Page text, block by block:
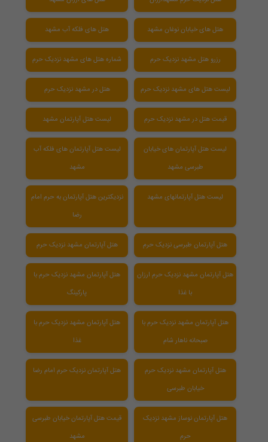
هتل های خیابان نوغان مشهد هتل های فلکه آب مشهد
رزرو هتل مشهد نزدیک حرم شماره هتل های مشهد نزدیک حرم
لیست هتل های مشهد نزدیک حرم هتل در مشهد نزدیک حرم
قیمت هتل در مشهد نزدیک حرم لیست هتل آپارتمان مشهد
لیست هتل آپارتمان های خیابان
طبرسی مشهد
لیست هتل آپارتمان های فلکه آب
مشهد
لیست هتل آپارتمانهای مشهد
نزدیکترین هتل آپارتمان به حرم امام
رضا
هتل آپارتمان طبرسی نزدیک حرم هتل آپارتمان مشهد نزدیک حرم
هتل آپارتمان مشهد نزدیک حرم ارزان
با غذا
هتل آپارتمان مشهد نزدیک حرم با
پارکینگ
هتل آپارتمان مشهد نزدیک حرم با
صبحانه ناهار شام
هتل آپارتمان مشهد نزدیک حرم با
غذا
هتل آپارتمان مشهد نزدیک حرم
خیابان طبرسی
هتل آپارتمان نزدیک حرم امام رضا
هتل آپارتمان نوساز مشهد نزدیک
حرم
قیمت هتل آپارتمان خیابان طبرسی
مشهد